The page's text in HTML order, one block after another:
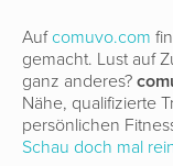
Auf comuvo.com
gemacht. Lust auf
ganz anderes?
Nähe, qualifizierte
persönlichen
Schau doch mal